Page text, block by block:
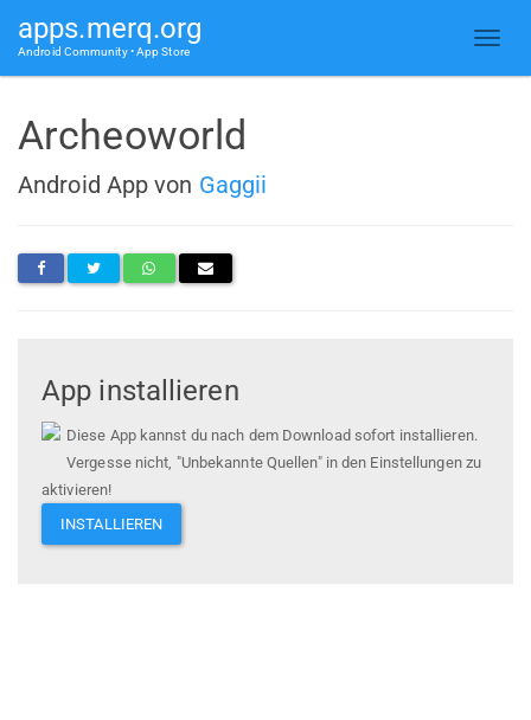
apps.merq.org
Android Community • App Store
Archeoworld
Android App von Gaggii
App installieren
Diese App kannst du nach dem Download sofort installieren.
Vergesse nicht, "Unbekannte Quellen" in den Einstellungen zu
aktivieren!
INSTALLIEREN